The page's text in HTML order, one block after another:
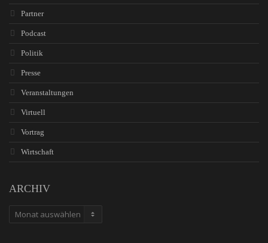
Partner
Podcast
Politik
Presse
Veranstaltungen
Virtuell
Vortrag
Wirtschaft
ARCHIV
ARCHIV